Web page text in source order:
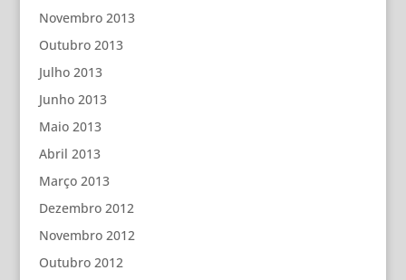
Novembro 2013
Outubro 2013
Julho 2013
Junho 2013
Maio 2013
Abril 2013
Março 2013
Dezembro 2012
Novembro 2012
Outubro 2012